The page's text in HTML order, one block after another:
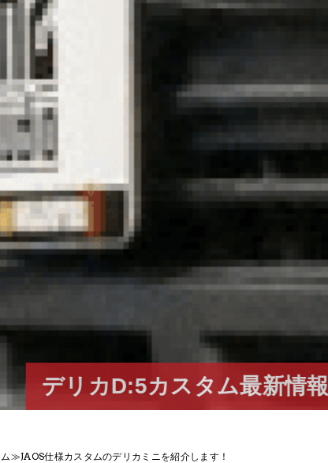
デリカD:5カスタム最新情報
≫JAOS仕様カスタムのデリカミニを​紹介します！​